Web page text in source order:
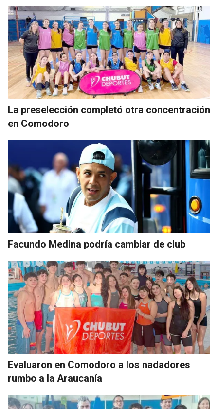
La preselección completó otra concentración
en Comodoro
Facundo Medina podría cambiar de club
Evaluaron en Comodoro a los nadadores
rumbo a la Araucanía